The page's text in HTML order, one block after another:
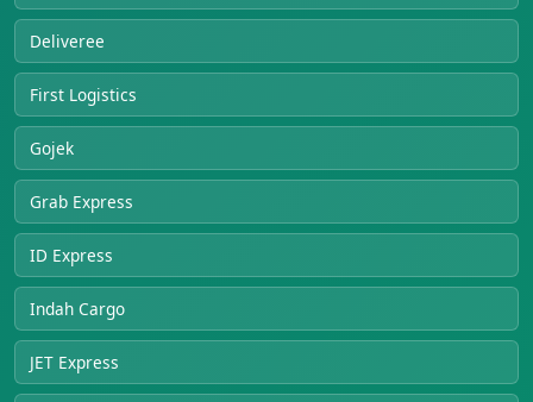
Deliveree
First Logistics
Gojek
Grab Express
ID Express
Indah Cargo
JET Express